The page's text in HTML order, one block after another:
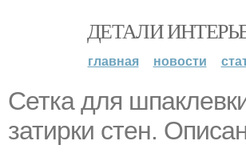
ДЕТАЛИ
главная новости
Сетка для
затирки стен.